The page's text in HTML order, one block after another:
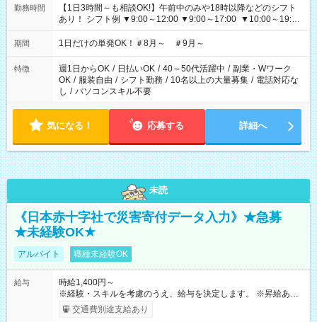
勤務時間
【1日3時間～も相談OK!】午前中のみや18時以降などのシフト
あり！ シフト例 ▼9:00～12:00 ▼9:00～17:00 ▼10:00～19:00
▼18:00～21:00
期間 1日だけの単発OK！＃8月～ ＃9月～
特徴 週1日からOK / 日払いOK / 40～50代活躍中 / 副業・Wワーク
OK / 服装自由 / シフト勤務 / 10名以上の大量募集 / 電話対応な
し / パソコンスキル不要
気になる！ 応募する 詳細へ
未読
《日本赤十字社で災害寄付データ入力》★急募
★未経験OK★
アルバイト 職種未経験OK
給与
時給1,400円～
※経験・スキルを考慮のうえ、給与を決定します。 ※昇給あり
（勤務実績・評価による） ※残業が発生した場合は、時間外手
当を全額支給します。 ※交通費支給（月額上限50,000円／当社
交通費別途支給あり